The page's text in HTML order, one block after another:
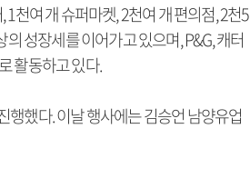
천여 개 슈퍼마켓, 2천여 개 편의점, 2천5
성장세를 이어가고 있으며, P&G, 캐터
활동하고 있다.
행했다. 이날 행사에는 김승언 남양유업